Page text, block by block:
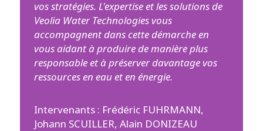
vos stratégies. L'expertise et les solutions de
Veolia Water Technologies vous
accompagnent dans cette démarche en
vous aidant à produire de manière plus
responsable et à préserver davantage vos
ressources en eau et en énergie.
Intervenants : Frédéric FUHRMANN,
Johann SCUILLER, Alain DONIZEAU